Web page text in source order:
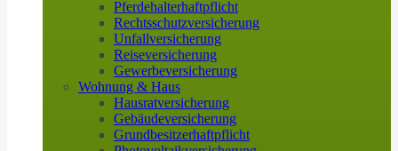
Pferdehalterhaftpflicht
Rechtsschutzversicherung
Unfallversicherung
Reiseversicherung
Gewerbeversicherung
Wohnung & Haus
Hausratversicherung
Gebäudeversicherung
Grundbesitzerhaftpflicht